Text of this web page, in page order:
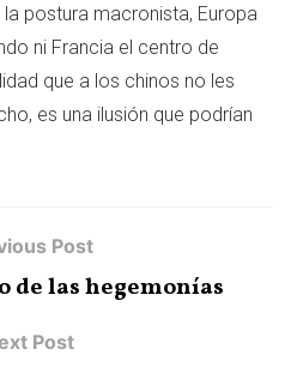
postura macronista, Europa
ni Francia el centro de
que a los chinos no les
es una ilusión que podrían
Post
de las hegemonías
Post